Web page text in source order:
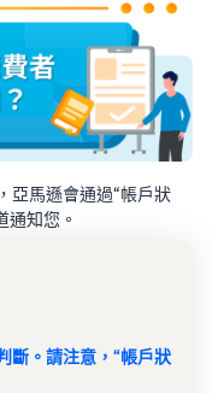
亞馬遜會通過“帳戶狀
通知您。
斷。請注意，“帳戶狀